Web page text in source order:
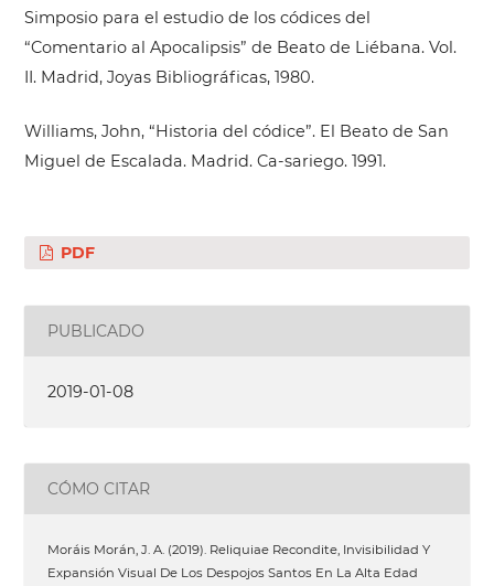
Simposio para el estudio de los códices del
“Comentario al Apocalipsis” de Beato de Liébana. Vol.
II. Madrid, Joyas Bibliográficas, 1980.
Williams, John, “Historia del códice”. El Beato de San
Miguel de Escalada. Madrid. Ca-sariego. 1991.
PDF
PUBLICADO
2019-01-08
CÓMO CITAR
Moráis Morán, J. A. (2019). Reliquiae Recondite, Invisibilidad Y
Expansión Visual De Los Despojos Santos En La Alta Edad